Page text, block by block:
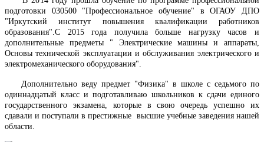
подготовки 030500 "Профессиональное обучение" в ОГАОУ ДПО
"Иркутский институт повышения квалификации работников
образования".С 2015 года получила больше нагрузку часов и
дополнительные предметы " Электрические машины и аппараты,
Основы технической эксплуатации и обслуживания электрического и
электромеханического оборудования".
Дополнительно веду предмет "Физика" в школе с седьмого по
одиннадцатый класс и подготавливаю школьников к сдачи единого
государственного экзамена, которые в свою очередь успешно их
сдавали и поступали в престижные высшие учебные заведения нашей
области.